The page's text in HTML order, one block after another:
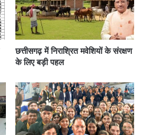
छत्तीसगढ़ में निराश्रित मवेशियों के संरक्षण
के लिए बड़ी पहल